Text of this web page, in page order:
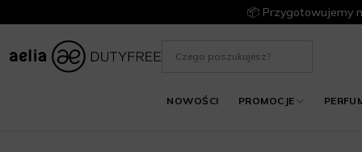
📦 Przygotowujemy
NOWOŚCI PROMOCJE